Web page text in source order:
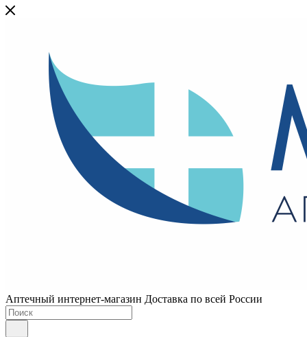
Аптечный интернет-магазин Доставка по всей России